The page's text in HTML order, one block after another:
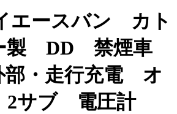
エースバン カト
製 DD 禁煙車
・走行充電 オ
2サブ 電圧計